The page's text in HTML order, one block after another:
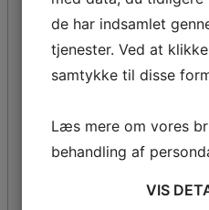
de har indsamlet
tjenester. Ved at
samtykke til disse
Læs mere om vores
behandling af
VIS